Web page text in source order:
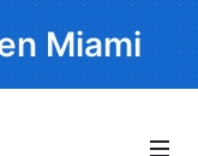
Miami